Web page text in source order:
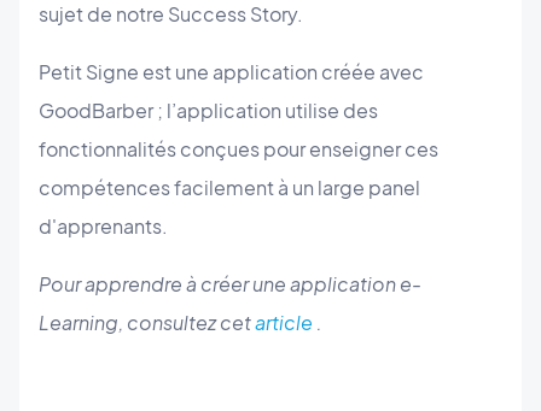
sujet de notre Success Story.
Petit Signe est une application créée avec
GoodBarber ; l’application utilise des
fonctionnalités conçues pour enseigner ces
compétences facilement à un large panel
d'apprenants.
Pour apprendre à créer une application e-
Learning, consultez cetarticle .